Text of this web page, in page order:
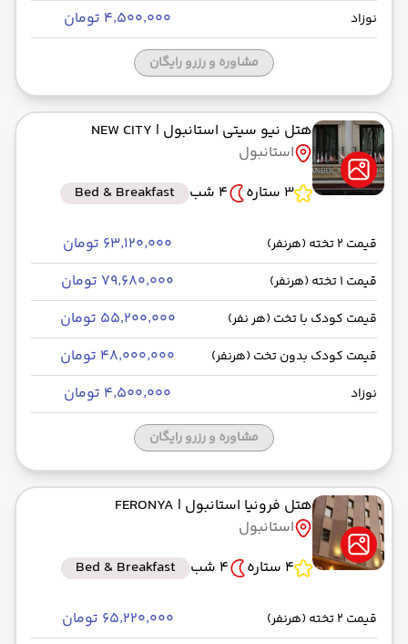
نوزاد ۴٬۵۰۰٬۰۰۰ تومان
مشاوره و رزرو رایگان
هتل نیو سیتی استانبول | NEW CITY
استانبول
3 ستاره
4 شب Bed & Breakfast
قیمت 2 تخته (هرنفر) ۶۳٬۱۲۰٬۰۰۰ تومان
قیمت 1 تخته (هرنفر) ۷۹٬۶۸۰٬۰۰۰ تومان
قیمت کودک با تخت (هر نفر) ۵۵٬۲۰۰٬۰۰۰ تومان
قیمت کودک بدون تخت (هرنفر) ۴۸٬۰۰۰٬۰۰۰ تومان
نوزاد ۴٬۵۰۰٬۰۰۰ تومان
مشاوره و رزرو رایگان
هتل فرونیا استانبول | FERONYA
استانبول
4 ستاره
4 شب Bed & Breakfast
قیمت 2 تخته (هرنفر) ۶۵٬۲۲۰٬۰۰۰ تومان